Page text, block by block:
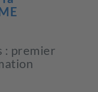
: premier